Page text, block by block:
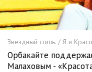
Звездный стиль. / Я и
Орбакайте
Малаховым -